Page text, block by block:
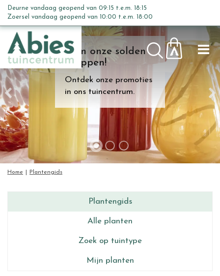
n
c
o
n
t
e
n
t
Kom onze solden
shoppen!
Ontdek onze promoties
in ons tuincentrum.
Home Plantengids
Deurne vandaag geopend van 09:15 t.e.m. 18:15
Zoersel vandaag geopend van 10:00 t.e.m. 18:00
Plantengids
Alle planten
Zoek op tuintype
Mijn planten